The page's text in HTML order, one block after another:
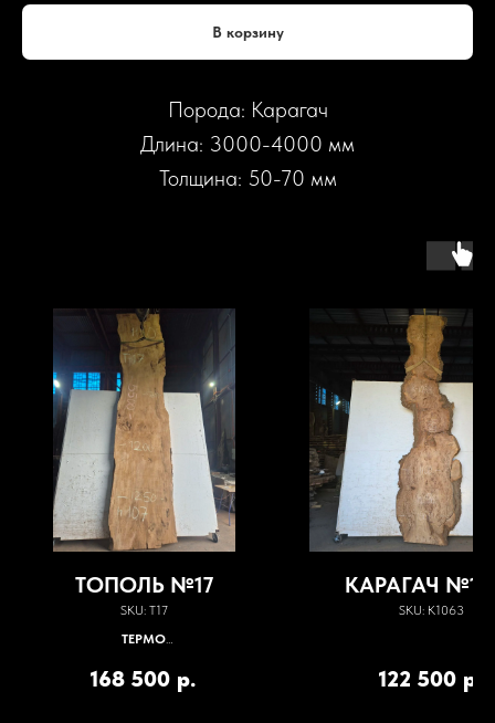
В корзину
Порода: Карагач
Длина: 3000-4000 мм
Толщина: 50-70 мм
ТОПОЛЬ №17
SKU: Т17
ТЕРМО
7%
168 500 р.
КАРАГАЧ
SKU: К1063
122 500 р.